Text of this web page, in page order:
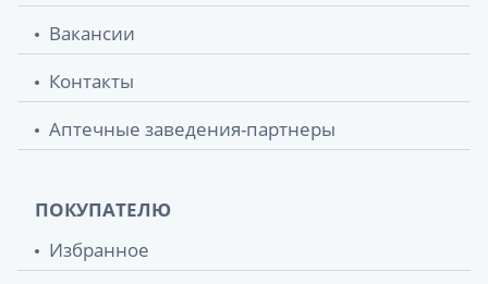
Вакансии
Контакты
Аптечные заведения-партнеры
ПОКУПАТЕЛЮ
Избранное